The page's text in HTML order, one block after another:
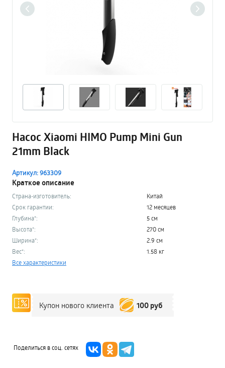
Насос Xiaomi HIMO Pump Mini Gun
21mm Black
Артикул: 963309
Краткое описание
Страна-изготовитель:
Китай
Срок гарантии:
12 месяцев
Глубина*:
5 см
Высота*:
270 см
Ширина*:
2.9 см
Вес*:
1.58 кг
Все характеристики
Купон нового клиента 100 руб
Поделиться в соц. сетях